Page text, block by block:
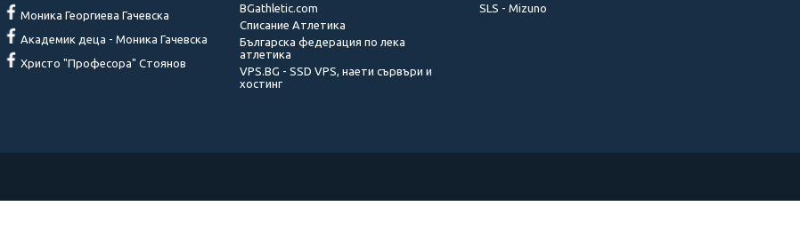
Моника Георгиева Гачевска
Академик деца - Моника Гачевска
Христо "Професора" Стоянов
BGathletic.com
Списание Атлетика
Българска федерация по лека
атлетика
VPS.BG - SSD VPS, наети сървъри и
хостинг
SLS - Mizuno